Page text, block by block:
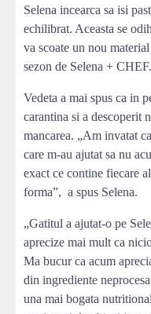
Selena incearca sa isi
echilibrat. Aceasta se
va scoate un nou
sezon de Selena + CHEF.
Vedeta a mai spus ca in
carantina si a descoperit
mancarea. „Am invatat
care m-au ajutat sa nu
exact ce contine fiecare
forma”, a spus Selena.
„Gatitul a ajutat-o pe
aprecize mai mult ca
Ma bucur ca acum
din ingrediente
una mai bogata